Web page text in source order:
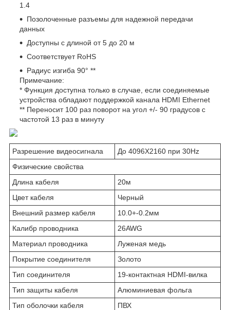
1.4
Позолоченные разъемы для надежной передачи
данных
Доступны с длиной от 5 до 20 м
Соответствует RoHS
Радиус изгиба 90° **
Примечание:
* Функция доступна только в случае, если соединяемые
устройства обладают поддержкой канала HDMI Ethernet
** Переносит 100 раз поворот на угол +/- 90 градусов с
частотой 13 раз в минуту
Разрешение видеосигнала
До 4096X2160 при 30Hz
Физические свойства
Длина кабеля
20м
Цвет кабеля
Черный
Внешний размер кабеля
10.0+-0.2мм
Калибр проводника
26AWG
Материал проводника
Луженая медь
Покрытие соединителя
Золото
Тип соединителя
19-контактная HDMI-вилка
Тип защиты кабеля
Алюминиевая фольга
Тип оболочки кабеля
ПВХ